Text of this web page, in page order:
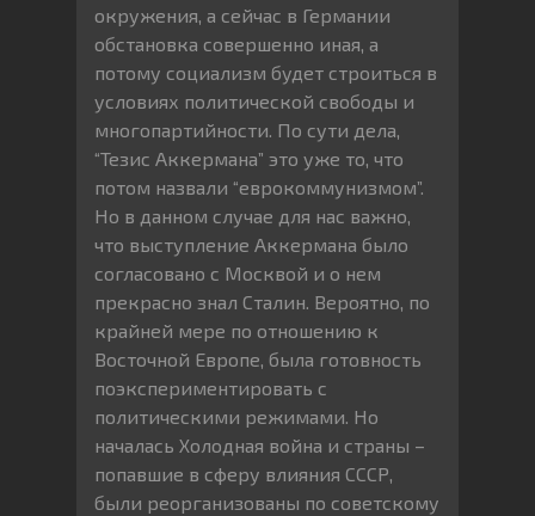
окружения, а сейчас в Германии
обстановка совершенно иная, а
потому социализм будет строиться в
условиях политической свободы и
многопартийности. По сути дела,
“Тезис Аккермана” это уже то, что
потом назвали “еврокоммунизмом”.
Но в данном случае для нас важно,
что выступление Аккермана было
согласовано с Москвой и о нем
прекрасно знал Сталин. Вероятно, по
крайней мере по отношению к
Восточной Европе, была готовность
поэкспериментировать с
политическими режимами. Но
началась Холодная война и страны –
попавшие в сферу влияния СССР,
были реорганизованы по советскому